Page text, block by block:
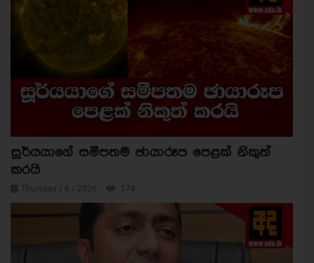
සූර්යයාගේ සමීපතම ඡායාරූප පෙළක් නිකුත්
කරයි
Thursday / 6 / 2026 574